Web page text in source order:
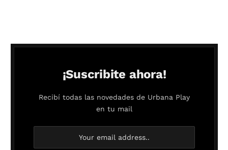
¡Suscribite ahora!
Recibí todas las novedades de Urbana Play
en tu mail